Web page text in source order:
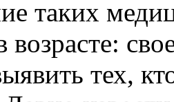
таких
возрасте:
тех,